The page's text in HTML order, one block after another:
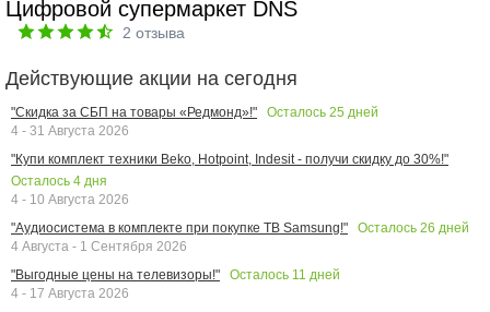
Цифровой супермаркет DNS
2 отзыва
Действующие акции на сегодня
"Скидка за СБП на товары «Редмонд»!" Осталось 25 дней
4 - 31 Августа 2026
"Купи комплект техники Beko, Hotpoint, Indesit - получи скидку до 30%!"
Осталось 4 дня
4 - 10 Августа 2026
"Аудиосистема в комплекте при покупке ТВ Samsung!"
Осталось 26 дней
4 Августа - 1 Сентября 2026
"Выгодные цены на телевизоры!"
Осталось 11 дней
4 - 17 Августа 2026